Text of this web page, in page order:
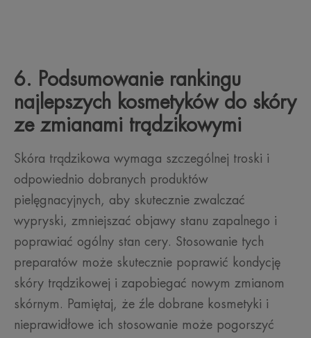
6. Podsumowanie rankingu
najlepszych kosmetyków do skóry
ze zmianami trądzikowymi
Skóra trądzikowa wymaga szczególnej troski i
odpowiednio dobranych produktów
pielęgnacyjnych, aby skutecznie zwalczać
wypryski, zmniejszać objawy stanu zapalnego i
poprawiać ogólny stan cery. Stosowanie tych
preparatów może skutecznie poprawić kondycję
skóry trądzikowej i zapobiegać nowym zmianom
skórnym. Pamiętaj, że źle dobrane kosmetyki i
nieprawidłowe ich stosowanie może pogorszyć